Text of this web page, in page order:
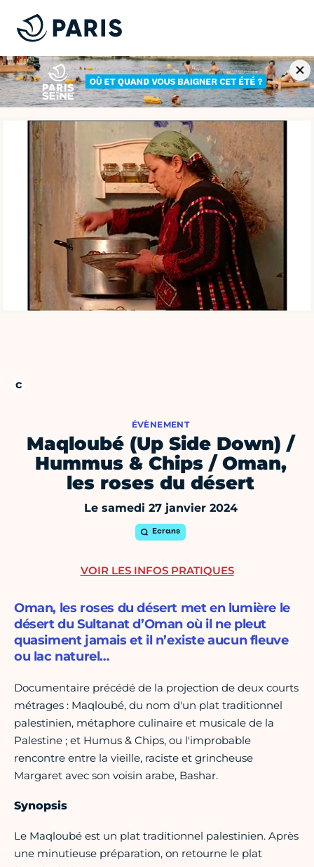
ÉVÈNEMENT
Maqloubé (Up Side Down) /
Hummus & Chips / Oman,
les roses du désert
Le samedi 27 janvier 2024
Ecrans
Oman, les roses du désert met en lumière le
désert du Sultanat d’Oman où il ne pleut
quasiment jamais et il n’existe aucun fleuve
ou lac naturel…
Documentaire précédé de la projection de deux courts
métrages : Maqloubé, du nom d'un plat traditionnel
palestinien, métaphore culinaire et musicale de la
Palestine ; et Humus & Chips, ou l'improbable
rencontre entre la vieille, raciste et grincheuse
Margaret avec son voisin arabe, Bashar.
Synopsis
Le Maqloubé est un plat traditionnel palestinien. Après
une minutieuse préparation, on retourne le plat
VOIR LES INFOS PRATIQUES